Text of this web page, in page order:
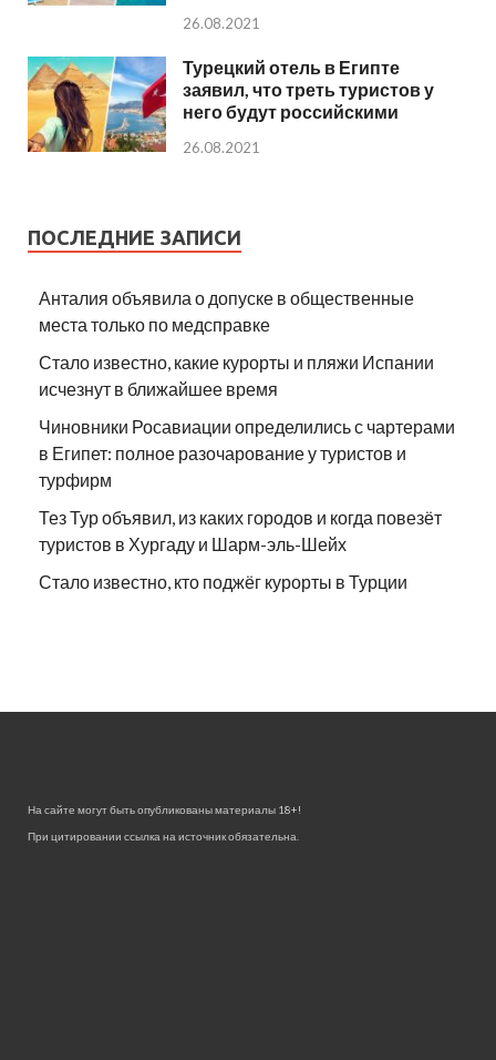
26.08.2021
Турецкий отель в Египте
заявил, что треть туристов у
него будут российскими
26.08.2021
ПОСЛЕДНИЕ ЗАПИСИ
Анталия объявила о допуске в общественные
места только по медсправке
Стало известно, какие курорты и пляжи Испании
исчезнут в ближайшее время
Чиновники Росавиации определились с чартерами
в Египет: полное разочарование у туристов и
турфирм
Тез Тур объявил, из каких городов и когда повезёт
туристов в Хургаду и Шарм-эль-Шейх
Стало известно, кто поджёг курорты в Турции
На сайте могут быть опубликованы материалы 18+!
При цитировании ссылка на источник обязательна.